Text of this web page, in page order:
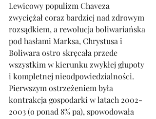
Lewicowy populizm Chaveza
zwyciężał coraz bardziej nad zdrowym
rozsądkiem, a rewolucja boliwariańska
pod hasłami Marksa, Chrystusa i
Boliwara ostro skręcała przede
wszystkim w kierunku zwykłej głupoty
i kompletnej nieodpowiedzialności.
Pierwszym ostrzeżeniem była
kontrakcja gospodarki w latach 2002-
2003 (o ponad 8% pa), spowodowała